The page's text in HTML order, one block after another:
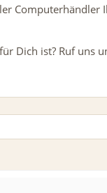
Computerhändler
Dich ist? Ruf uns